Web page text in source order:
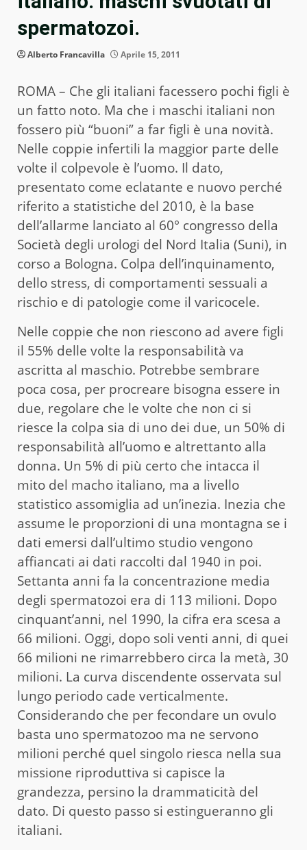
spermatozoi.
Alberto Francavilla Aprile 15, 2011
ROMA – Che gli italiani facessero pochi figli è
un fatto noto. Ma che i maschi italiani non
fossero più “buoni” a far figli è una novità.
Nelle coppie infertili la maggior parte delle
volte il colpevole è l’uomo. Il dato,
presentato come eclatante e nuovo perché
riferito a statistiche del 2010, è la base
dell’allarme lanciato al 60° congresso della
Società degli urologi del Nord Italia (Suni), in
corso a Bologna. Colpa dell’inquinamento,
dello stress, di comportamenti sessuali a
rischio e di patologie come il varicocele.
Nelle coppie che non riescono ad avere figli
il 55% delle volte la responsabilità va
ascritta al maschio. Potrebbe sembrare
poca cosa, per procreare bisogna essere in
due, regolare che le volte che non ci si
riesce la colpa sia di uno dei due, un 50% di
responsabilità all’uomo e altrettanto alla
donna. Un 5% di più certo che intacca il
mito del macho italiano, ma a livello
statistico assomiglia ad un’inezia. Inezia che
assume le proporzioni di una montagna se i
dati emersi dall’ultimo studio vengono
affiancati ai dati raccolti dal 1940 in poi.
Settanta anni fa la concentrazione media
degli spermatozoi era di 113 milioni. Dopo
cinquant’anni, nel 1990, la cifra era scesa a
66 milioni. Oggi, dopo soli venti anni, di quei
66 milioni ne rimarrebbero circa la metà, 30
milioni. La curva discendente osservata sul
lungo periodo cade verticalmente.
Considerando che per fecondare un ovulo
basta uno spermatozoo ma ne servono
milioni perché quel singolo riesca nella sua
missione riproduttiva si capisce la
grandezza, persino la drammaticità del
dato. Di questo passo si estingueranno gli
italiani.